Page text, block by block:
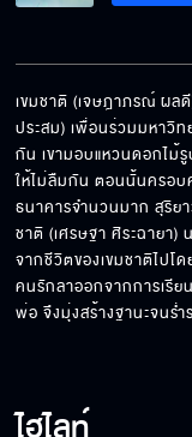
เขมชาติ (เจษฎาภรณ์ ผล
ประสม) เพื่อนร่วมมหาวิท
กัน เขามอบแหวนดอกไม้
ให้ไม่ลืมกัน ตอนนั้นครอบ
ธนาคารจำนวนมาก สุริย
ชาติ (เศรษฐา ศิระฉายา)
จากชีวิตของเขมชาติไปโ
คนรักลาออกจากการเรีย
พ่อ จึงมุ่งสร้างฐานะจนร่ำ